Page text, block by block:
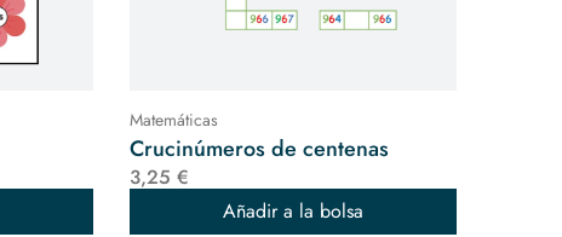
Matemáticas
Crucinúmeros de centenas
3,25 €
Añadir a la bolsa